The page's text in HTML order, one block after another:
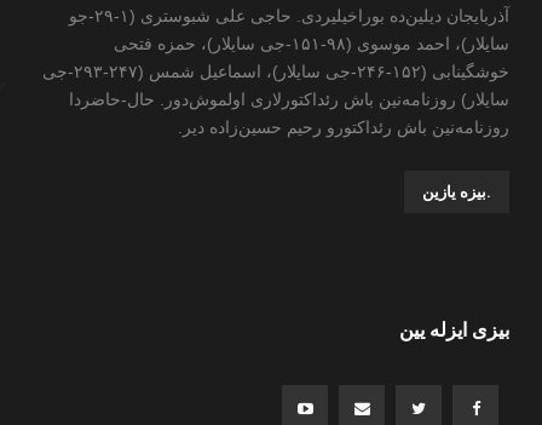
آذربایجان دیلین‌ده بوراخیلیردی. حاجی علی شبوستری (۱-۲۹-جو
سایلار)، احمد موسوی (۹۸-۱۵۱-جی سایلار)، حمزه فتحی
خوشگینابی (۱۵۲-۲۴۶-جی سایلار)، اسماعیل شمس (۲۴۷-۲۹۳-جی
سایلار) روزنامه‌نین باش رئداکتورلاری اولموش‌دور. حال-حاضردا
روزنامه‌نین باش رئداکتورو رحیم حسین‌زاده ‌دیر.
.بیزه یازین
بیزی ایزله یین